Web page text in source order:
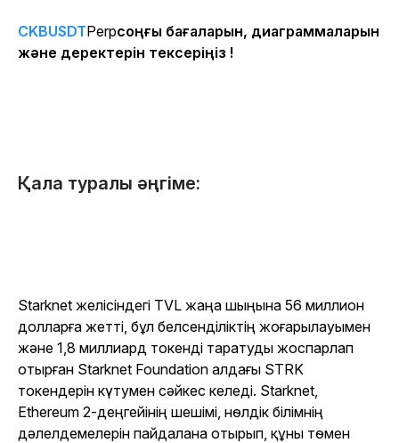
CKBUSDTPerpсоңғы бағаларын, диаграммаларын
және деректерін тексеріңіз !
Қала туралы әңгіме:
Starknet желісіндегі TVL жаңа шыңына 56 миллион
долларға жетті, бұл белсенділіктің жоғарылауымен
және 1,8 миллиард токенді таратуды жоспарлап
отырған Starknet Foundation алдағы STRK
токендерін күтумен сәйкес келеді. Starknet,
Ethereum 2-деңгейінің шешімі, нөлдік білімнің
дәлелдемелерін пайдалана отырып, құны төмен